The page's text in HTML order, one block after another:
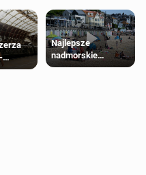
Najlepsze
nadmorskie
miasteczko blisko